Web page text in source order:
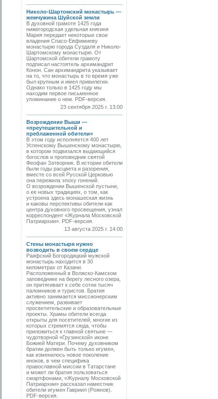
Николо-Шартомский монастырь —
жемчужина Шуйской земли
В духовной грамоте 1425 года
нижегородская удельная княгиня
Мария передает некоторые свои
владения Спасо-Евфимиеву
монастырю города Суздаля и Николо-
Шартомскому монастырю. От
Шартомской обители грамоту
подписал настоятель архимандрит
Конон. Сан архимандрита указывает
на то, что монастырь в то время уже
был крупным и имел привилегии.
Однако только в 1425 году мы
находим первое письменное
упоминание о нем. PDF-версия.
23 сентября 2025 г. 13:00
Возрождение Выши —
«преутешительной и
преблаженной обители»
В этом году исполняется 400 лет
Успенскому Вышенскому монастырю,
в котором подвизался выдающийся
богослов и проповедник святой
Феофан Затворник. В истории обители
были годы расцвета и разорения,
вместе со всей Русской Церковью
она пережила эпоху гонений.
О возрождении Вышенской пустыни,
о ее новых традициях, о том, как
устроена здесь монашеская жизнь
и каковы перспективы обители как
центра духовного просвещения, узнал
корреспондент «Журнала Московской
Патриархии». PDF-версия.
13 августа 2025 г. 14:00
Стены монастыря нужно
возводить в своем сердце
Раифский Богородицкий мужской
монастырь находится в 30
километрах от Казани.
Расположенный в Волжско-Камском
заповеднике на берегу лесного озера,
он притягивает к себе сотни тысяч
паломников и туристов. Братия
активно занимается миссионерским
служением, развивает
просветительские и образовательные
проекты. Храмы обители всегда
открыты для посетителей, многие из
которых стремятся сюда, чтобы
приложиться к главной святыне —
чудотворной «Грузинской» иконе
Божией Матери. Почему духовником
братии должен быть только игумен,
как изменилось новое поколение
иноков, в чем специфика
православной миссии в Татарстане
и может ли братия пользоваться
смартфонами, «Журналу Московской
Патриархии» рассказал наместник
обители игумен Гавриил (Рожнов).
PDF-версия.